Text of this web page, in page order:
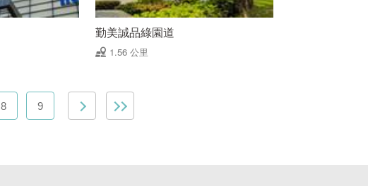
勤美誠品綠園道
1.56 公里
8 9